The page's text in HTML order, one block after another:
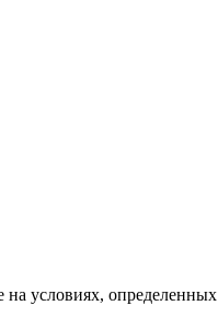
на условиях, определенных